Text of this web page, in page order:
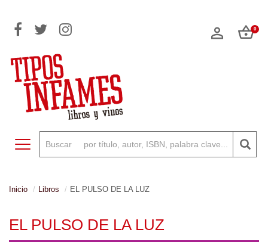
0
Toggle navigation
Inicio Libros EL PULSO DE LA LUZ
EL PULSO DE LA LUZ